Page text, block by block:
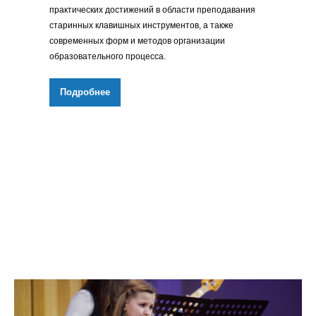
практических достижений в области преподавания
старинных клавишных инструментов, а также
современных форм и методов организации
образовательного процесса.
Подробнее